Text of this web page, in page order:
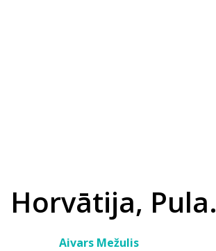
Horvātija, Pula.
Aivars Mežulis